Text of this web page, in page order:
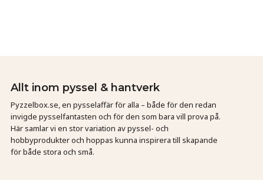
Allt inom pyssel & hantverk
Pyzzelbox.se, en pysselaffär för alla – både för den redan
invigde pysselfantasten och för den som bara vill prova på.
Här samlar vi en stor variation av pyssel- och
hobbyprodukter och hoppas kunna inspirera till skapande
för både stora och små.